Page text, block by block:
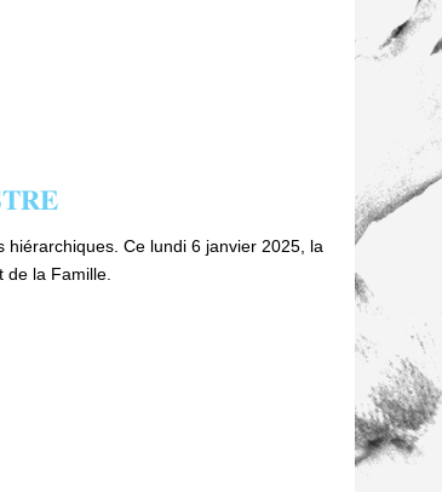
Ce lundi 6 janvier 2025, la
la Famille.